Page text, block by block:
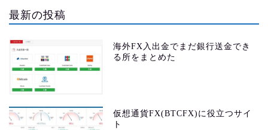
最新の投稿
海外FX入出金でまだ銀行送金でき
る所をまとめた
仮想通貨FX(BTCFX)に役立つサイ
ト